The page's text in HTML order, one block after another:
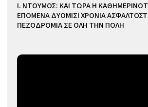
Ι. ΝΤΟΥΜΟΣ: ΚΑΙ ΤΩΡΑ Η
ΕΠΟΜΕΝΑ ΔΥΟΜΙΣΙ ΧΡΟΝΙΑ
ΠΕΖΟΔΡΟΜΙΑ ΣΕ ΟΛΗ ΤΗΝ ΠΟΛΗ